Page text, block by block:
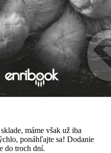
máme však už iba
ponáhľajte sa! Dodanie
do troch dní.